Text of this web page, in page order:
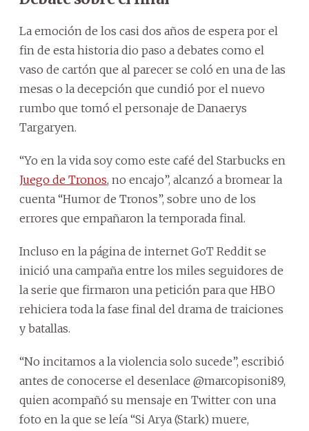
La emoción de los casi dos años de espera por el
fin de esta historia dio paso a debates como el
vaso de cartón que al parecer se coló en una de las
mesas o la decepción que cundió por el nuevo
rumbo que tomó el personaje de Danaerys
Targaryen.
“Yo en la vida soy como este café del Starbucks en
Juego de Tronos, no encajo”, alcanzó a bromear la
cuenta “Humor de Tronos”, sobre uno de los
errores que empañaron la temporada final.
Incluso en la página de internet GoT Reddit se
inició una campaña entre los miles seguidores de
la serie que firmaron una petición para que HBO
rehiciera toda la fase final del drama de traiciones
y batallas.
“No incitamos a la violencia solo sucede”, escribió
antes de conocerse el desenlace @marcopisoni89,
quien acompañó su mensaje en Twitter con una
foto en la que se leía “Si Arya (Stark) muere,